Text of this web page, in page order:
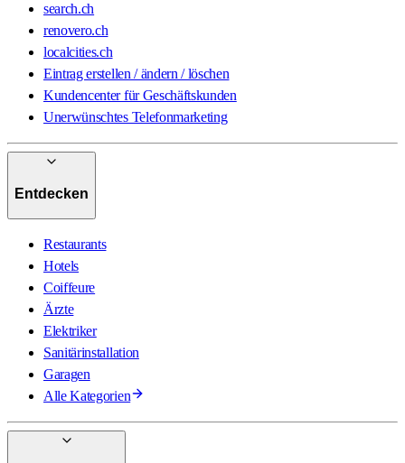
search.ch
renovero.ch
localcities.ch
Eintrag erstellen / ändern / löschen
Kundencenter für Geschäftskunden
Unerwünschtes Telefonmarketing
Entdecken
Restaurants
Hotels
Coiffeure
Ärzte
Elektriker
Sanitärinstallation
Garagen
Alle Kategorien